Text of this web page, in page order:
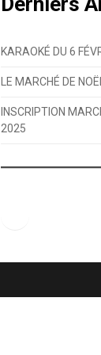
KARAOKÉ DU 6
LE MARCHÉ DE
INSCRIPTION
2025